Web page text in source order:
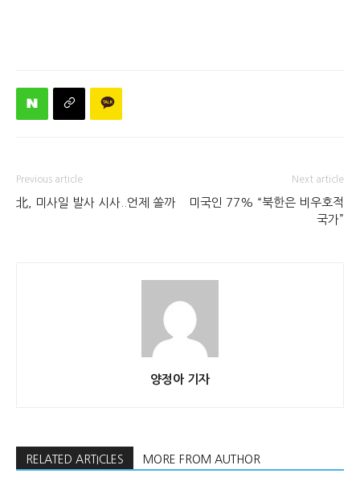
Previous article
北, 미사일 발사 시사..언제 쏠까
Next article
미국인 77% “북한은 비우호적
국가”
양정아 기자
RELATED ARTICLES MORE FROM AUTHOR